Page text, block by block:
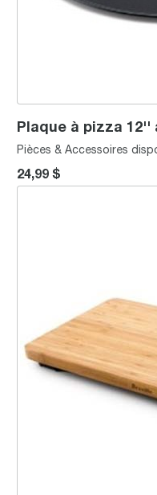
Plaque à pizza 12''
Pièces & Accessoires
24,99 $
Planche à découper en